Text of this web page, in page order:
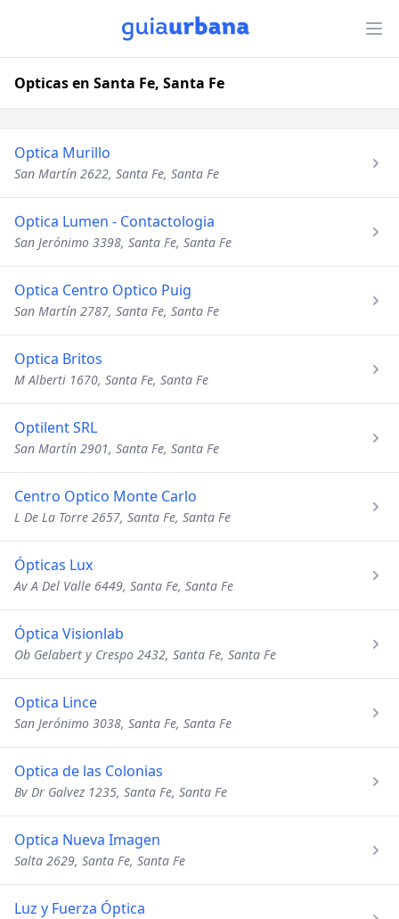
Opticas en Santa Fe, Santa Fe
Optica Murillo
San Martín 2622, Santa Fe, Santa Fe
Optica Lumen - Contactologia
San Jerónimo 3398, Santa Fe, Santa Fe
Optica Centro Optico Puig
San Martín 2787, Santa Fe, Santa Fe
Optica Britos
M Alberti 1670, Santa Fe, Santa Fe
Optilent SRL
San Martín 2901, Santa Fe, Santa Fe
Centro Optico Monte Carlo
L De La Torre 2657, Santa Fe, Santa Fe
Ópticas Lux
Av A Del Valle 6449, Santa Fe, Santa Fe
Óptica Visionlab
Ob Gelabert y Crespo 2432, Santa Fe, Santa Fe
Optica Lince
San Jerónimo 3038, Santa Fe, Santa Fe
Optica de las Colonias
Bv Dr Galvez 1235, Santa Fe, Santa Fe
Optica Nueva Imagen
Salta 2629, Santa Fe, Santa Fe
Luz y Fuerza Óptica